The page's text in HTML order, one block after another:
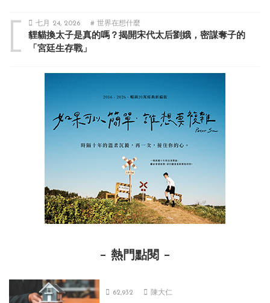
七月 24, 2026 # 世界在想什麼
貍貓換太子是真的嗎？揭開宋代太后劉娥，密謀奪子的
「宮廷生存戰」
熱門點閱
62,932 陳大仁